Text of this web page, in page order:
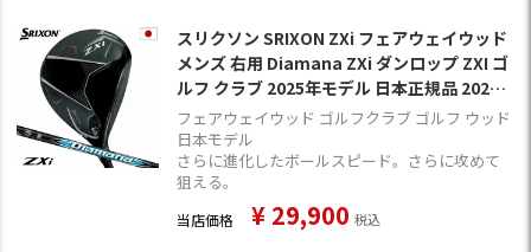
スリクソン SRIXON ZXi フェアウェイウッド
メンズ 右用 Diamana ZXi ダンロップ ZXI ゴ
ルフ クラブ 2025年モデル 日本正規品 2024
年11月9日発売
フェアウェイウッド ゴルフクラブ ゴルフ ウッド
日本モデル
さらに進化したボールスピード。さらに攻めて
狙える。
当店価格 ¥ 29,900 税込